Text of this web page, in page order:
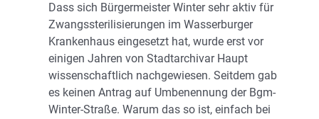
Dass sich Bürgermeister Winter sehr aktiv für
Zwangssterilisierungen im Wasserburger
Krankenhaus eingesetzt hat, wurde erst vor
einigen Jahren von Stadtarchivar Haupt
wissenschaftlich nachgewiesen. Seitdem gab
es keinen Antrag auf Umbenennung der Bgm-
Winter-Straße. Warum das so ist, einfach bei